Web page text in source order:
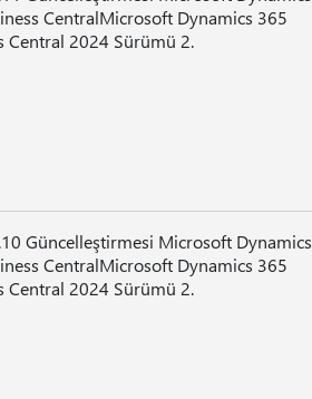
CentralMicrosoft Dynamics 365
Central 2024 Sürümü 2.
Güncelleştirmesi Microsoft Dynamics
CentralMicrosoft Dynamics 365
Central 2024 Sürümü 2.